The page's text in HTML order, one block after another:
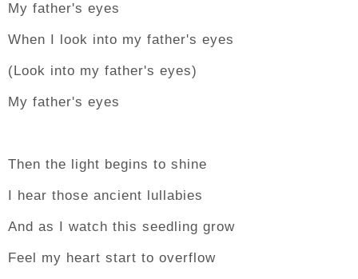
My father's eyes
When I look into my father's eyes
(Look into my father's eyes)
My father's eyes
Then the light begins to shine
I hear those ancient lullabies
And as I watch this seedling grow
Feel my heart start to overflow